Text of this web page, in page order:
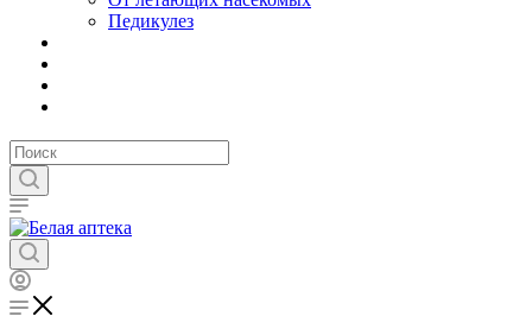
Педикулез